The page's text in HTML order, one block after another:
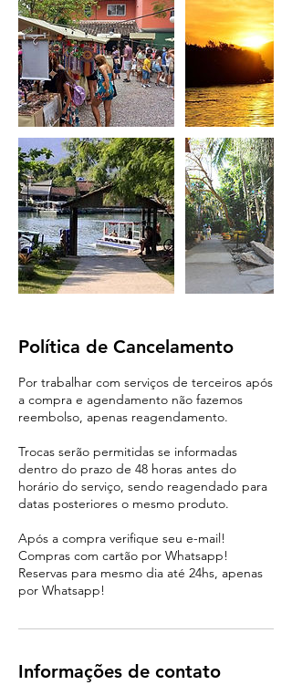
Política de Cancelamento
Por trabalhar com serviços de terceiros após
a compra e agendamento não fazemos
reembolso, apenas reagendamento.
Trocas serão permitidas se informadas
dentro do prazo de 48 horas antes do
horário do serviço, sendo reagendado para
datas posteriores o mesmo produto.
Após a compra verifique seu e-mail!
Compras com cartão por Whatsapp!
Reservas para mesmo dia até 24hs, apenas
por Whatsapp!
Informações de contato